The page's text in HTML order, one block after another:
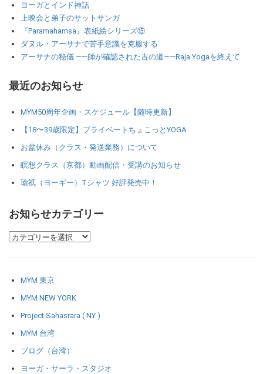
ヨーガとインド神話
上映会と弟子のサットサンガ
『Paramahamsa』表紙絵シリーズ⑮
ダヌル・アーサナで苦手意識を克服する
アーサナの秘儀 ――師が確認された古の道――Raja Yogaを終えて
最近のお知らせ
MYM50周年企画・スケジュール【随時更新】
【18〜39歳限定】プライベートちょこっとYOGA
お盆休み（クラス・発送業務）について
瞑想クラス（京都）動画配信・受講のお知らせ
瑜祇（ヨーギー）Tシャツ 好評発売中！
お知らせカテゴリー
MYM 東京
MYM NEW YORK
Project Sahasrara ( NY )
MYM 台湾
ブログ（台湾）
ヨーガ・サーラ・スタジオ